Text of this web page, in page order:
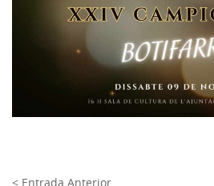
< Entrada Anterior